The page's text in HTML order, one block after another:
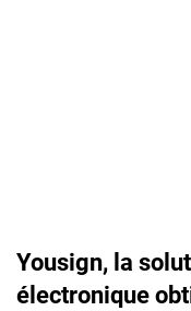
Yousign, la
électronique